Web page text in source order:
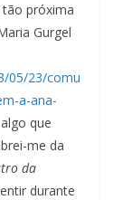
próxima
Gurgel
05/23/comu
a-ana-
que
me da
da
durante